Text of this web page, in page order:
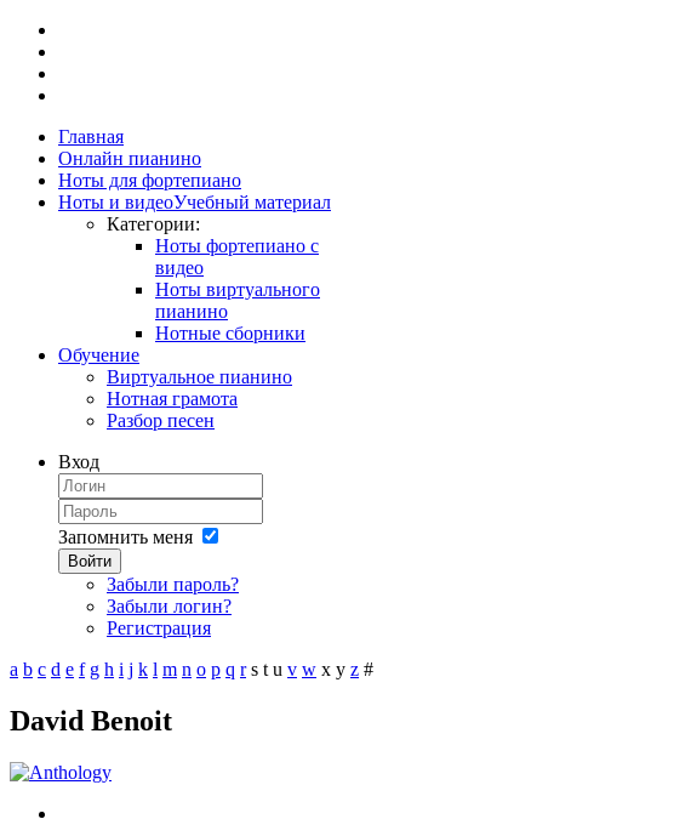
Главная
Онлайн пианино
Ноты для фортепиано
Ноты и видеоУчебный материал
Категории:
Ноты фортепиано с
видео
Ноты виртуального
пианино
Нотные сборники
Обучение
Виртуальное пианино
Нотная грамота
Разбор песен
Вход
Запомнить меня
Войти
Забыли пароль?
Забыли логин?
Регистрация
a b c d e f g h i j k l m n o p q r s t u v w x y z #
David Benoit